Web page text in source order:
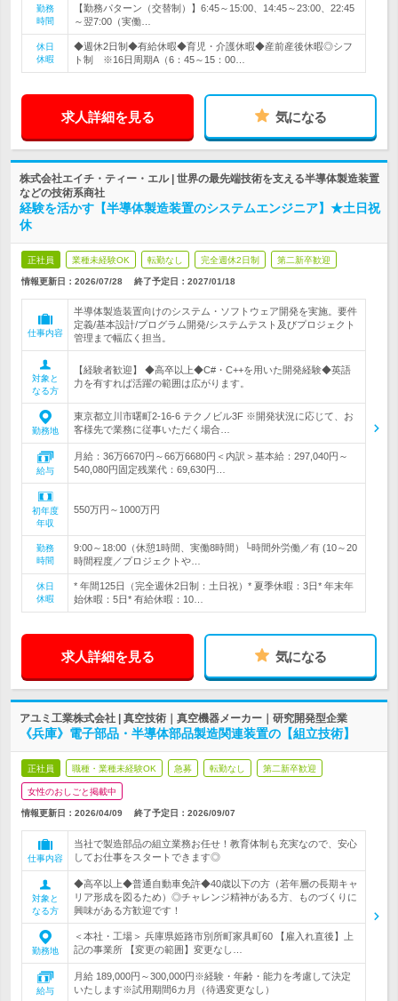
勤務
時間
【勤務パターン（交替制）】6:45～15:00、14:45～23:00、22:45
～翌7:00（実働…
休日
休暇
◆週休2日制◆有給休暇◆育児・介護休暇◆産前産後休暇◎シフ
ト制 ※16日周期A（6：45～15：00…
求人詳細を見る 気になる
株式会社エイチ・ティー・エル | 世界の最先端技術を支える半導体製造装置
などの技術系商社
経験を活かす【半導体製造装置のシステムエンジニア】★土日祝
休
正社員 業種未経験OK 転勤なし 完全週休2日制 第二新卒歓迎
情報更新日：2026/07/28 終了予定日： 2027/01/18
仕事内容
半導体製造装置向けのシステム・ソフトウェア開発を実施。要件
定義/基本設計/プログラム開発/システムテスト及びプロジェクト
管理まで幅広く担当。
対象と
なる方
【経験者歓迎】 ◆高卒以上◆C#・C++を用いた開発経験◆英語
力を有すれば活躍の範囲は広がります。
勤務地
東京都立川市曙町2-16-6 テクノビル3F ※開発状況に応じて、お
客様先で業務に従事いただく場合…
給与
月給：36万6670円～66万6680円＜内訳＞基本給：297,040円～
540,080円固定残業代：69,630円…
初年度
年収
550万円～1000万円
勤務
時間
9:00～18:00（休憩1時間、実働8時間）└時間外労働／有 (10～20
時間程度／プロジェクトや…
休日
休暇
* 年間125日（完全週休2日制：土日祝）* 夏季休暇：3日* 年末年
始休暇：5日* 有給休暇：10…
求人詳細を見る 気になる
アユミ工業株式会社 | 真空技術｜真空機器メーカー｜研究開発型企業
《兵庫》電子部品・半導体部品製造関連装置の【組立技術】
正社員 職種・業種未経験OK 急募 転勤なし 第二新卒歓迎
女性のおしごと掲載中
情報更新日：2026/04/09 終了予定日： 2026/09/07
仕事内容
当社で製造部品の組立業務お任せ！教育体制も充実なので、安心
してお仕事をスタートできます◎
対象と
なる方
◆高卒以上◆普通自動車免許◆40歳以下の方（若年層の長期キャ
リア形成を図るため）◎チャレンジ精神がある方、ものづくりに
興味がある方歓迎です！
勤務地
＜本社・工場＞ 兵庫県姫路市別所町家具町60 【雇入れ直後】上
記の事業所 【変更の範囲】変更なし…
給与
月給 189,000円～300,000円※経験・年齢・能力を考慮して決定
いたします※試用期間6カ月（待遇変更なし）